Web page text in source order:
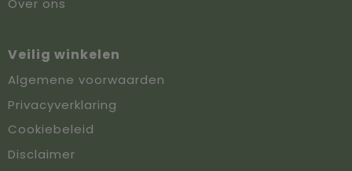
Over ons
Veilig winkelen
Algemene voorwaarden
Privacyverklaring
Cookiebeleid
Disclaimer